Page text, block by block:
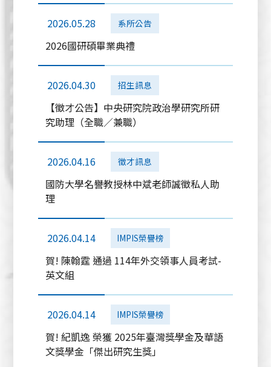
2026.05.28 系所公告
2026國研碩畢業典禮
2026.04.30 招生訊息
【徵才公告】中央研究院政治學研究所研
究助理（全職／兼職）
2026.04.16 徵才訊息
國防大學名譽教授林中斌老師誠徵私人助
理
2026.04.14 IMPIS榮譽榜
賀! 陳翰霆 通過 114年外交領事人員考試-
英文組
2026.04.14 IMPIS榮譽榜
賀! 紀凱逸 榮獲 2025年臺灣獎學金及華語
文獎學金「傑出研究生獎」